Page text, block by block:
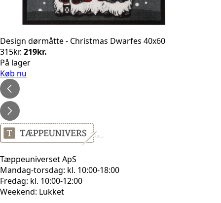
Design dørmåtte - Christmas Dwarfes 40x60
315kr.Den
oprindelige
pris
219kr.
På lager
Køb nu
Tæppeuniverset ApS
Mandag-torsdag: kl. 10:00-18:00
Fredag: kl. 10:00-12:00
Weekend: Lukket